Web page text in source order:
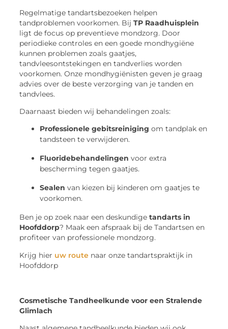
Regelmatige tandartsbezoeken helpen
tandproblemen voorkomen. BijTP Raadhuisplein
ligt de focus op preventieve mondzorg. Door
periodieke controles en een goede mondhygiëne
kunnen problemen zoals gaatjes,
tandvleesontstekingen en tandverlies worden
voorkomen. Onze mondhygiënisten geven je graag
advies over de beste verzorging van je tanden en
tandvlees.
Daarnaast bieden wij behandelingen zoals:
Professionele gebitsreiniging om tandplak en
tandsteen te verwijderen.
Fluoridebehandelingen voor extra
bescherming tegen gaatjes.
Sealen van kiezen bij kinderen om gaatjes te
voorkomen.
Ben je op zoek naar een deskundigetandarts in
Hoofddorp? Maak een afspraak bij de Tandartsen en
profiteer van professionele mondzorg.
Krijg hier uw route naar onze tandartspraktijk in
Hoofddorp
Cosmetische Tandheelkunde voor een Stralende
Glimlach